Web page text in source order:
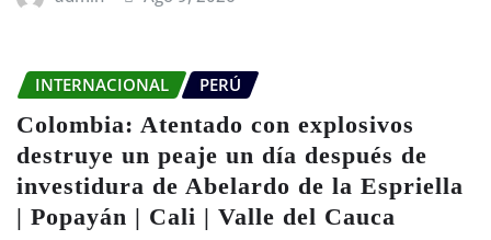
INTERNACIONAL PERÚ
Colombia: Atentado con explosivos
destruye un peaje un día después de
investidura de Abelardo de la Espriella
| Popayán | Cali | Valle del Cauca